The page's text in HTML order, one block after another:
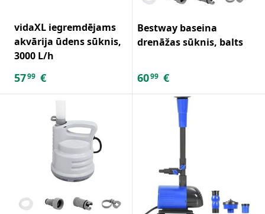
vidaXL iegremdējams
akvārija ūdens sūknis,
3000 L/h
5799 €
Bestway baseina
drenāžas sūknis, balts
6099 €